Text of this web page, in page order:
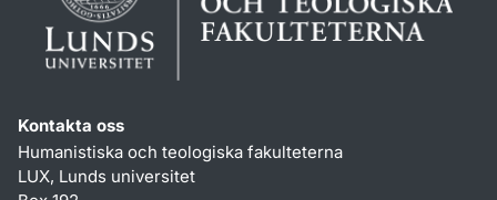
Kontakta oss
Humanistiska och teologiska fakulteterna
LUX, Lunds universitet